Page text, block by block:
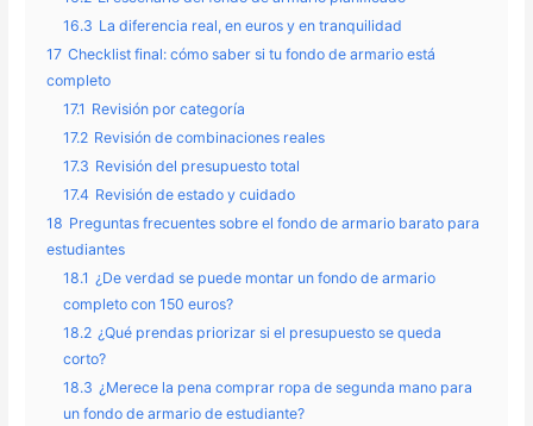
16.3 La diferencia real, en euros y en tranquilidad
17 Checklist final: cómo saber si tu fondo de armario está
completo
17.1 Revisión por categoría
17.2 Revisión de combinaciones reales
17.3 Revisión del presupuesto total
17.4 Revisión de estado y cuidado
18 Preguntas frecuentes sobre el fondo de armario barato para
estudiantes
18.1 ¿De verdad se puede montar un fondo de armario
completo con 150 euros?
18.2 ¿Qué prendas priorizar si el presupuesto se queda
corto?
18.3 ¿Merece la pena comprar ropa de segunda mano para
un fondo de armario de estudiante?